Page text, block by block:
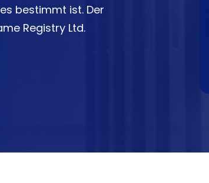
bestimmt ist. Der
Registry Ltd.